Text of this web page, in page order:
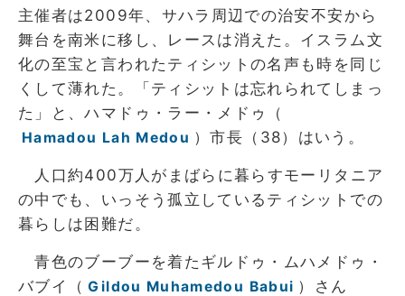
主催者は2009年、サハラ周辺での治安不安から
舞台を南米に移し、レースは消えた。イスラム文
化の至宝と言われたティシットの名声も時を同じ
くして薄れた。「ティシットは忘れられてしまっ
た」と、ハマドゥ・ラー・メドゥ（
Hamadou Lah Medou ）市長（38）はいう。
人口約400万人がまばらに暮らすモーリタニア
の中でも、いっそう孤立しているティシットでの
暮らしは困難だ。
青色のブーブーを着たギルドゥ・ムハメドゥ・
バブイ（ Gildou Muhamedou Babui ）さん